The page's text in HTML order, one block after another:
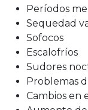
Períodos
Sequedad
Sofocos
Escalofríos
Sudores
Problemas
Cambios en